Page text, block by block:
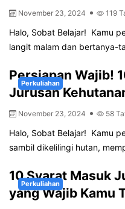
November 23, 2024 119
Halo, Sobat Belajar! Kamu
langit malam dan bertanya-
Perkuliahan
Persiapan Wajib!
Jurusan
November 23, 2024 58
Halo, Sobat Belajar! Kamu
sambil dikelilingi hutan,
Perkuliahan
10 Syarat Masuk
yang Wajib Kamu